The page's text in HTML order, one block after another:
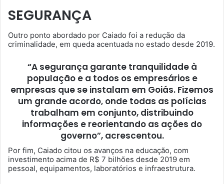
SEGURANÇA
Outro ponto abordado por Caiado foi a redução da
criminalidade, em queda acentuada no estado desde 2019.
“A segurança garante tranquilidade à
população e a todos os empresários e
empresas que se instalam em Goiás. Fizemos
um grande acordo, onde todas as polícias
trabalham em conjunto, distribuindo
informações e reorientando as ações do
governo”, acrescentou.
Por fim, Caiado citou os avanços na educação, com
investimento acima de R$ 7 bilhões desde 2019 em
pessoal, equipamentos, laboratórios e infraestrutura.